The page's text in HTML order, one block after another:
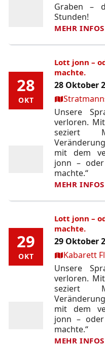
Graben –
Stunden!
MEHR INFOS
28
OKT
28
OKT
Lott jonn –
machte.
28 Oktober
Ort:
Unsere
verloren.
seziert
mit dem
jonn –
machte.“
MEHR INFOS
29
OKT
29
OKT
Lott jonn –
machte.
29 Oktober
Ort:Kabarett
Unsere
verloren.
seziert
mit dem
jonn –
machte.“
MEHR INFOS